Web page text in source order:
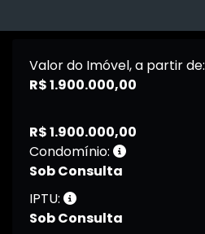
Valor do Imóvel, a partir de:
R$ 1.900.000,00
R$ 1.900.000,00
Condomínio:
Sob Consulta
IPTU:
Sob Consulta